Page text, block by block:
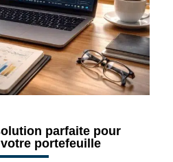
parfaite pour
portefeuille